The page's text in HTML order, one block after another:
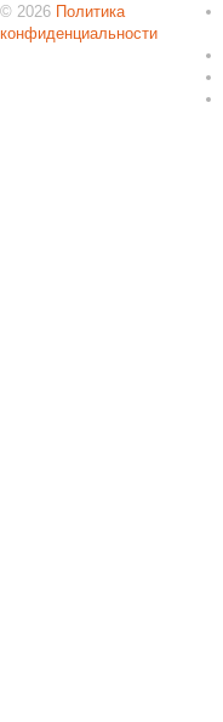
© 2026 Политика
конфиденциальности